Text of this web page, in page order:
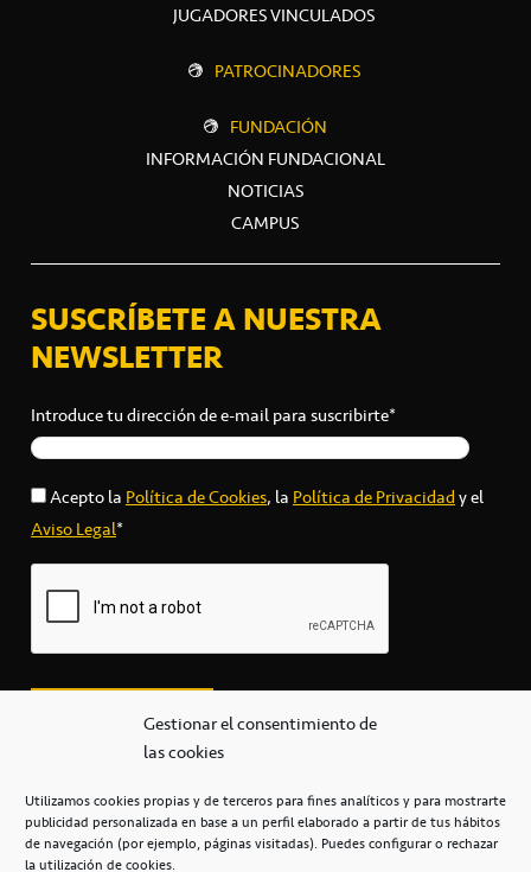
Gestionar el consentimiento de
las cookies
Utilizamos cookies propias y de terceros para fines analíticos y para mostrarte
publicidad personalizada en base a un perfil elaborado a partir de tus hábitos
de navegación (por ejemplo, páginas visitadas). Puedes configurar o rechazar
la utilización de cookies.
JUGADORES VINCULADOS
PATROCINADORES
FUNDACIÓN
INFORMACIÓN FUNDACIONAL
NOTICIAS
CAMPUS
SUSCRÍBETE A NUESTRA
NEWSLETTER
Introduce tu dirección de e-mail para suscribirte*
Acepto laPolítica de Cookies, laPolítica de Privacidady el
Aviso Legal*
secretaria@cbcanarias.es
+34 922 253 684